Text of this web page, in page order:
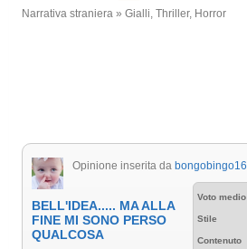
Narrativa straniera » Gialli, Thriller, Horror
Opinione inserita da bongobingo16
Voto medio
Stile
Contenuto
BELL'IDEA..... MA ALLA
FINE MI SONO PERSO
QUALCOSA